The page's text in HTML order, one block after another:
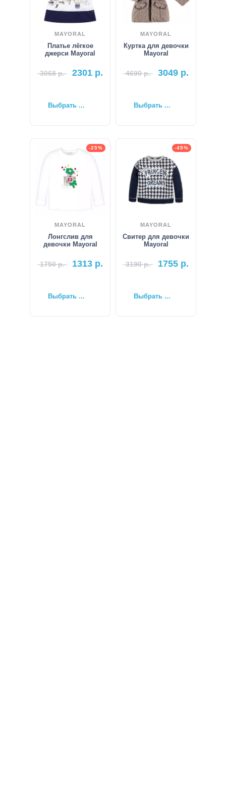
MAYORAL
Платье лёгкое
джерси Mayoral
3068р. 2301 р.
Выбрать ...
MAYORAL
Куртка для девочки
Mayoral
4690р. 3049 р.
Выбрать ...
-25%
MAYORAL
Лонгслив для
девочки Mayoral
1750р. 1313 р.
Выбрать ...
-45%
MAYORAL
Свитер для девочки
Mayoral
3190р. 1755 р.
Выбрать ...